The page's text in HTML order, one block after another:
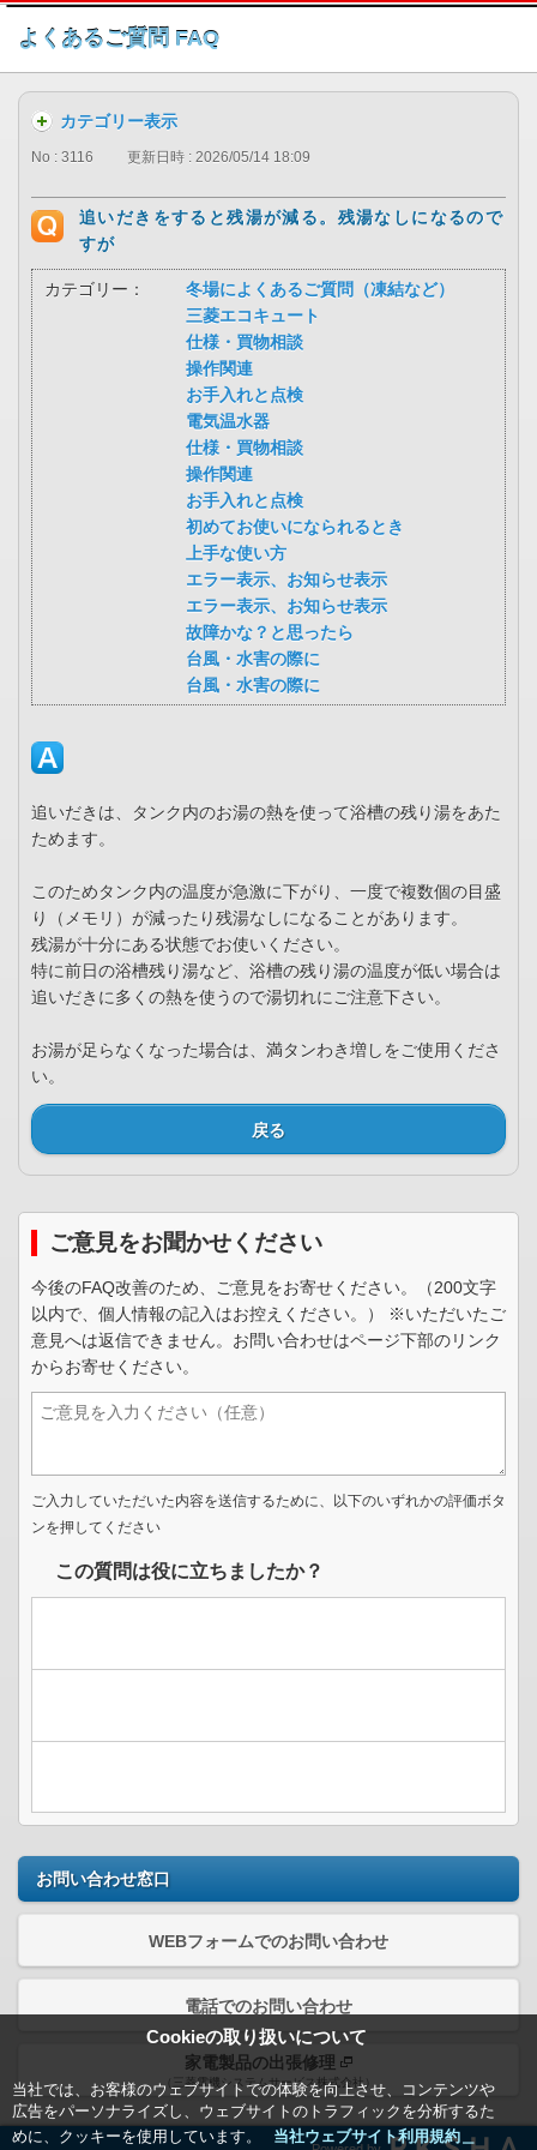
このページの本文へ
よくあるご質問 FAQ
Cookieの取り扱いについて
当社では、お客様のウェブサイトでの体験を向上させ、コンテンツや
広告をパーソナライズし、ウェブサイトのトラフィックを分析するた
めに、クッキーを使用しています。
当社ウェブサイト利用規約＿
カテゴリー表示
No : 3116 更新日時 : 2026/05/14 18:09
追いだきをすると残湯が減る。残湯なしになるので
すが
カテゴリー：
冬場によくあるご質問（凍結など）
三菱エコキュート
仕様・買物相談
操作関連
お手入れと点検
電気温水器
仕様・買物相談
操作関連
お手入れと点検
初めてお使いになられるとき
上手な使い方
エラー表示、お知らせ表示
エラー表示、お知らせ表示
故障かな？と思ったら
台風・水害の際に
台風・水害の際に
追いだきは、タンク内のお湯の熱を使って浴槽の残り湯をあた
ためます。
このためタンク内の温度が急激に下がり、一度で複数個の目盛
り（メモリ）が減ったり残湯なしになることがあります。
残湯が十分にある状態でお使いください。
特に前日の浴槽残り湯など、浴槽の残り湯の温度が低い場合は
追いだきに多くの熱を使うので湯切れにご注意下さい。
お湯が足らなくなった場合は、満タンわき増しをご使用くださ
い。
戻る
ご意見をお聞かせください
今後のFAQ改善のため、ご意見をお寄せください。（200文字
以内で、個人情報の記入はお控えください。） ※いただいたご
意見へは返信できません。お問い合わせはページ下部のリンク
からお寄せください。
ご入力していただいた内容を送信するために、以下のいずれかの評価ボタ
ンを押してください
この質問は役に立ちましたか？
お問い合わせ窓口
WEBフォームでのお問い合わせ
電話でのお問い合わせ
家電製品の出張修理
（三菱電機システムサービス株式会社）